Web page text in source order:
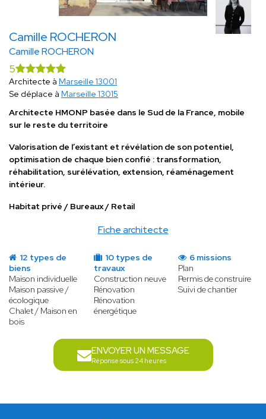
Camille ROCHERON
Camille ROCHERON
Fiche architecte
5
Architecte à Marseille 13001
Se déplace à Marseille 13015
Architecte HMONP basée dans le Sud de la France, mobile
sur le reste du territoire
Valorisation de l’existant et révélation de son potentiel,
optimisation de chaque bien confié : transformation,
réhabilitation, surélévation, extension, réaménagement
intérieur.
Habitat privé / Bureaux / Retail
12 types de
biens
Maison individuelle
Maison passive /
écologique
Chalet / Maison en
bois
10 types de
travaux
Construction neuve
Rénovation
Rénovation
énergétique
6 missions
Plan
Permis de construire
Suivi de chantier
ENVOYER UN MESSAGE
Réponse sous 24 heures